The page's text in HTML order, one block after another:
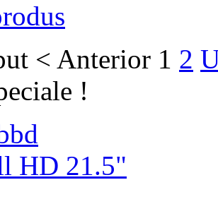
< Anterior 1 2
!
HD 21.5"